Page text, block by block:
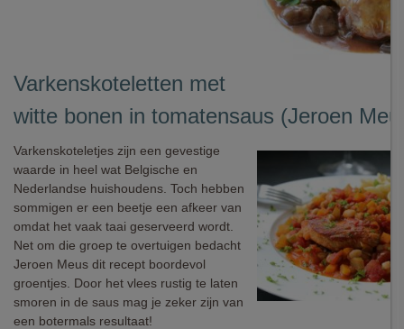
Varkenskoteletten met
witte bonen in tomatensaus (Jeroen
Varkenskoteletjes zijn een gevestige
waarde in heel wat Belgische en
Nederlandse huishoudens. Toch hebben
sommigen er een beetje een afkeer van
omdat het vaak taai geserveerd wordt.
Net om die groep te overtuigen bedacht
Jeroen Meus dit recept boordevol
groentjes. Door het vlees rustig te laten
smoren in de saus mag je zeker zijn van
een botermals resultaat!